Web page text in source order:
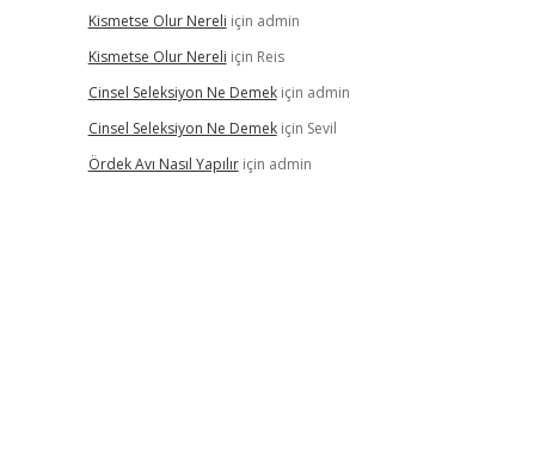
Kismetse Olur Nereli için admin
Kismetse Olur Nereli için Reis
Cinsel Seleksiyon Ne Demekiçin admin
Cinsel Seleksiyon Ne Demekiçin Sevil
Ördek Avı Nasıl Yapılıriçin admin